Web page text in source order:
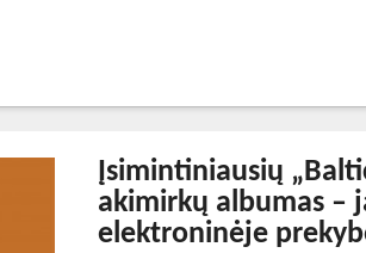
Įsimintiniausių
akimirkų albumas –
elektroninėje